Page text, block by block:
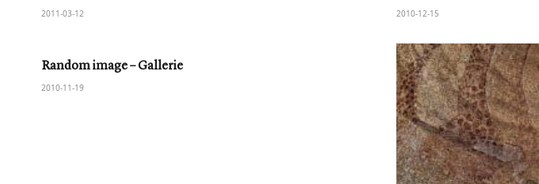
2011-03-12 2010-12-15
Random image – Gallerie
2010-11-19